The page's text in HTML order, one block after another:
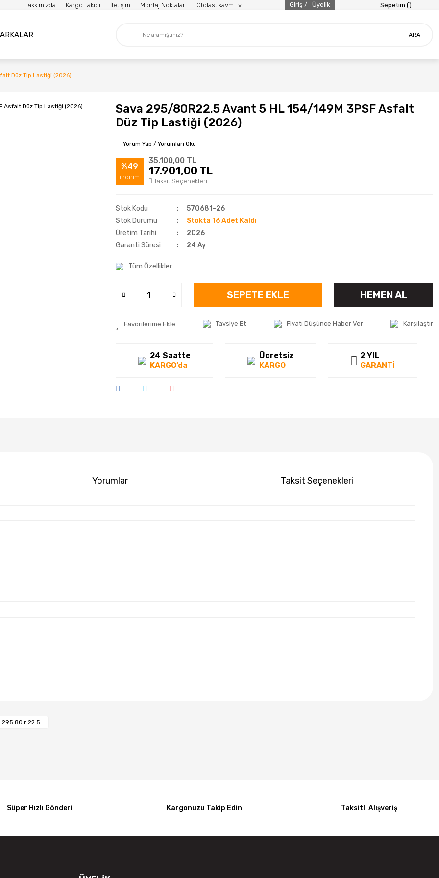
Hakkımızda Kargo Takibi İletişim Montaj Noktaları Otolastikavm Tv Giriş / Üyelik Sepetim ()
ARA
Düz Tip Lastiği (2026)
Sava 295/80R22.5 Avant 5 HL 154/149M 3PSF Asfalt
Düz Tip Lastiği (2026)
Yorum Yap / Yorumları Oku
%49
indirim
35.100,00 TL
17.901,00 TL
Taksit Seçenekleri
Stok Kodu
570681-26
Stok Durumu
Stokta 16 Adet Kaldı
Üretim Tarihi
2026
Garanti Süresi
24 Ay
Tüm Özellikler
SEPETE EKLE HEMEN AL
Tavsiye Et Fiyatı Düşünce Haber Ver Karşılaştır
24 Saatte
KARGO’da
Ücretsiz
KARGO
2 YIL
GARANTİ
Yorumlar Taksit Seçenekleri
295 80 r 22.5
Süper Hızlı Gönderi Kargonuzu Takip Edin Taksitli Alışveriş